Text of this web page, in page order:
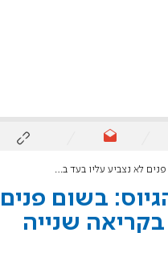
עליו בעד בקריאה שנייה ושלישית
בשום פנים
שנייה